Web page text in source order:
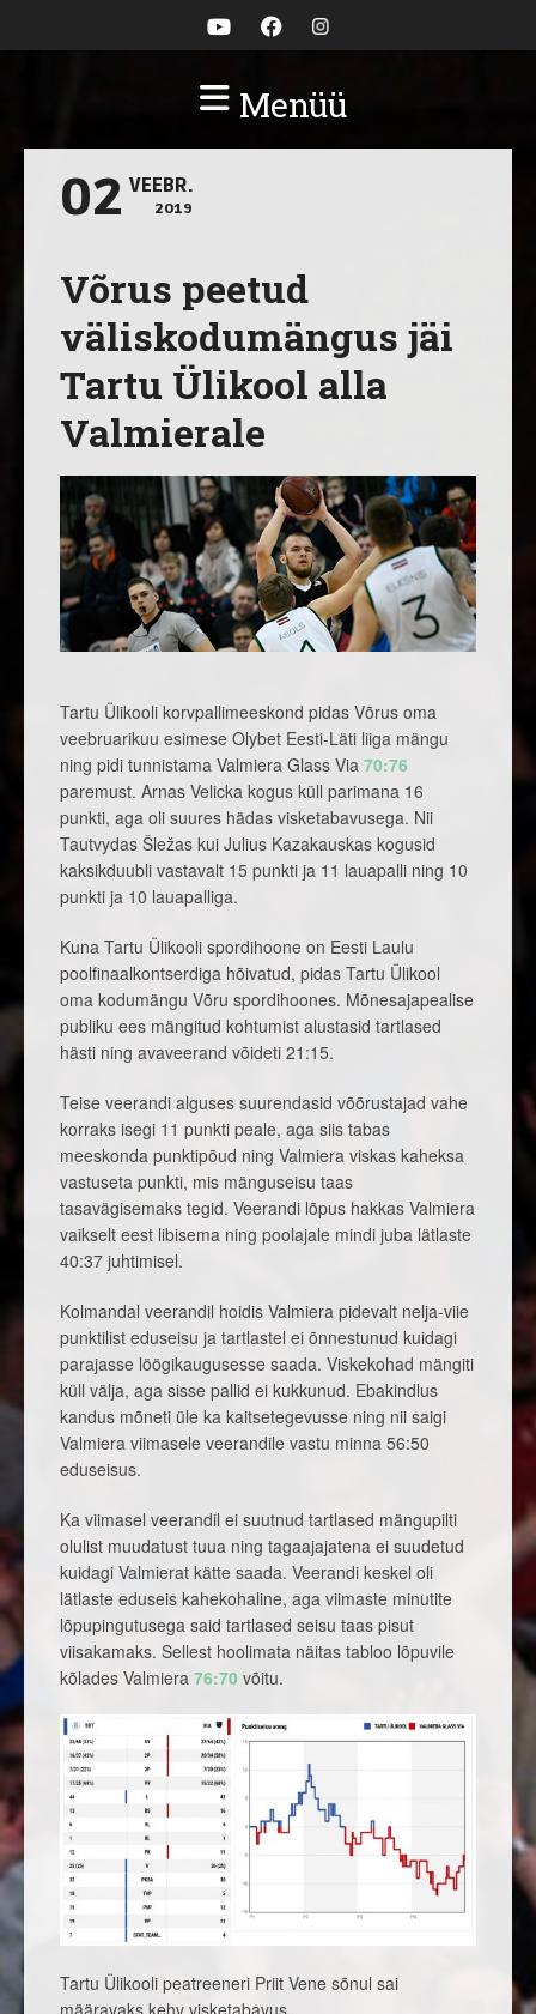
Menüü
02 VEEBR.
2019
Võrus peetud
väliskodumängus jäi
Tartu Ülikool alla
Valmierale
Tartu Ülikooli korvpallimeeskond pidas Võrus oma
veebruarikuu esimese Olybet Eesti-Läti liiga mängu
ning pidi tunnistama Valmiera Glass Via 70:76
paremust. Arnas Velicka kogus küll parimana 16
punkti, aga oli suures hädas visketabavusega. Nii
Tautvydas Šležas kui Julius Kazakauskas kogusid
kaksikduubli vastavalt 15 punkti ja 11 lauapalli ning 10
punkti ja 10 lauapalliga.
Kuna Tartu Ülikooli spordihoone on Eesti Laulu
poolfinaalkontserdiga hõivatud, pidas Tartu Ülikool
oma kodumängu Võru spordihoones. Mõnesajapealise
publiku ees mängitud kohtumist alustasid tartlased
hästi ning avaveerand võideti 21:15.
Teise veerandi alguses suurendasid võõrustajad vahe
korraks isegi 11 punkti peale, aga siis tabas
meeskonda punktipõud ning Valmiera viskas kaheksa
vastuseta punkti, mis mänguseisu taas
tasavägisemaks tegid. Veerandi lõpus hakkas Valmiera
vaikselt eest libisema ning poolajale mindi juba lätlaste
40:37 juhtimisel.
Kolmandal veerandil hoidis Valmiera pidevalt nelja-viie
punktilist eduseisu ja tartlastel ei õnnestunud kuidagi
parajasse löögikaugusesse saada. Viskekohad mängiti
küll välja, aga sisse pallid ei kukkunud. Ebakindlus
kandus mõneti üle ka kaitsetegevusse ning nii saigi
Valmiera viimasele veerandile vastu minna 56:50
eduseisus.
Ka viimasel veerandil ei suutnud tartlased mängupilti
olulist muudatust tuua ning tagaajajatena ei suudetud
kuidagi Valmierat kätte saada. Veerandi keskel oli
lätlaste eduseis kahekohaline, aga viimaste minutite
lõpupingutusega said tartlased seisu taas pisut
viisakamaks. Sellest hoolimata näitas tabloo lõpuvile
kõlades Valmiera 76:70 võitu.
Tartu Ülikooli peatreeneri Priit Vene sõnul sai